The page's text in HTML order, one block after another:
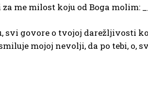
me milost koju od Boga molim:
govore o tvojoj darežljivosti
mojoj nevolji, da po tebi, o,